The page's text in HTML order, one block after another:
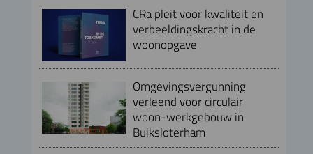
CRa pleit voor kwaliteit en
verbeeldingskracht in de
woonopgave
Omgevingsvergunning
verleend voor circulair
woon-werkgebouw in
Buiksloterham